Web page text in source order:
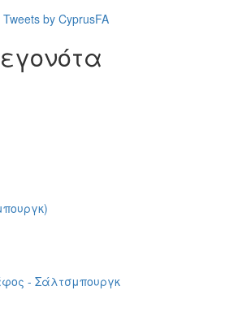
Tweets by CyprusFA
- Σάλτσμπουργκ